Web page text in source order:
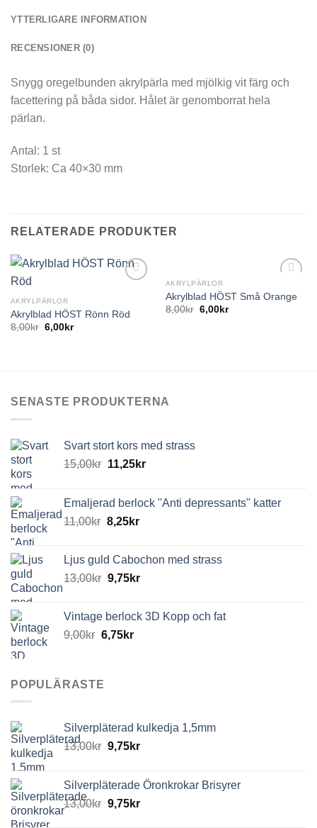
YTTERLIGARE INFORMATION
RECENSIONER (0)
Snygg oregelbunden akrylpärla med mjölkig vit färg och
facettering på båda sidor. Hålet är genomborrat hela
pärlan.
Antal: 1 st
Storlek: Ca 40×30 mm
RELATERADE PRODUKTER
AKRYLPÄRLOR
Akrylblad HÖST Rönn Röd
8,00kr 6,00kr
AKRYLPÄRLOR
Akrylblad HÖST Små Orange
8,00kr 6,00kr
SENASTE PRODUKTERNA
Svart stort kors med strass
15,00kr 11,25kr
Emaljerad berlock "Anti depressants" katter
11,00kr 8,25kr
Ljus guld Cabochon med strass
13,00kr 9,75kr
Vintage berlock 3D Kopp och fat
9,00kr 6,75kr
POPULÄRASTE
Silverpläterad kulkedja 1,5mm
13,00kr 9,75kr
Silverpläterade Öronkrokar Brisyrer
13,00kr 9,75kr